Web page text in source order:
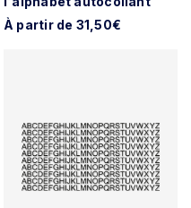
À partir de 31,50€